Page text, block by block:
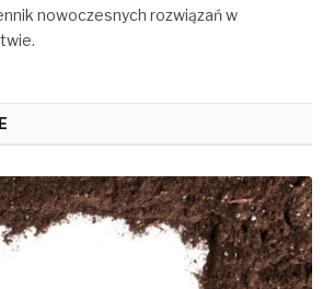
nowoczesnych rozwiązań w